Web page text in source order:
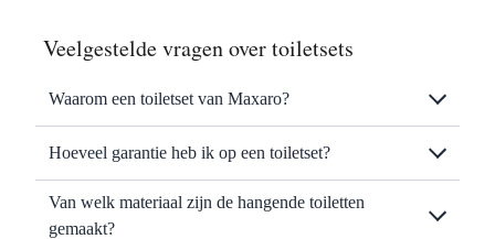
Veelgestelde vragen over toiletsets
Waarom een toiletset van Maxaro?
Hoeveel garantie heb ik op een toiletset?
Van welk materiaal zijn de hangende toiletten
gemaakt?